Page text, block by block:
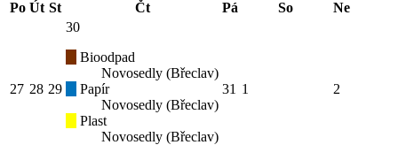
Po Út St Čt Pá So Ne
27 28 29
30
Bioodpad
Novosedly (Břeclav)
Papír
Novosedly (Břeclav)
Plast
Novosedly (Břeclav)
31 1 2